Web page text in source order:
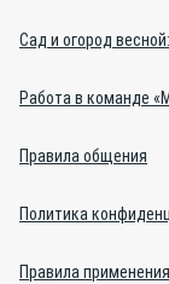
Сад и огород
Работа в команде
Правила общения
Политика
Правила